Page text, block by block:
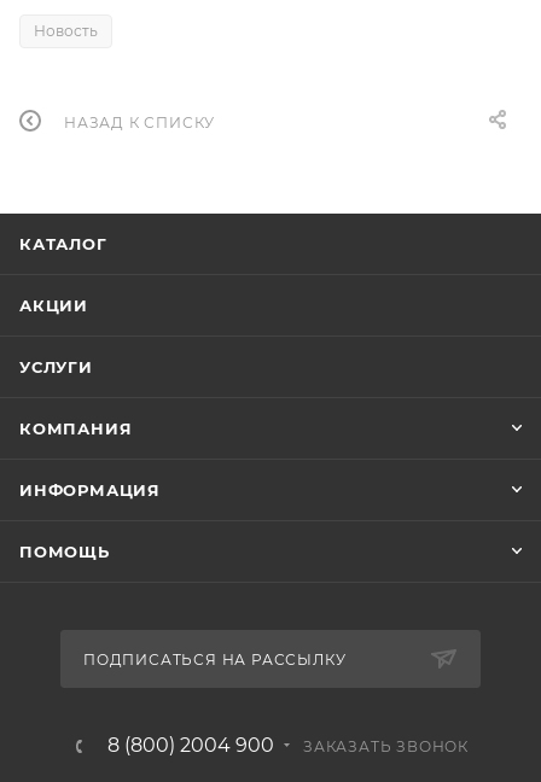
Новость
НАЗАД К СПИСКУ
КАТАЛОГ
АКЦИИ
УСЛУГИ
КОМПАНИЯ
ИНФОРМАЦИЯ
ПОМОЩЬ
ПОДПИСАТЬСЯ НА РАССЫЛКУ
8 (800) 2004 900 ЗАКАЗАТЬ ЗВОНОК